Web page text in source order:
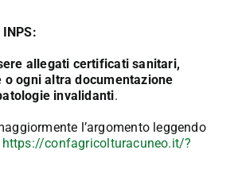
INPS:
allegati certificati sanitari,
ogni altra documentazione
invalidanti.
l’argomento leggendo
https://confagricolturacuneo.it/?